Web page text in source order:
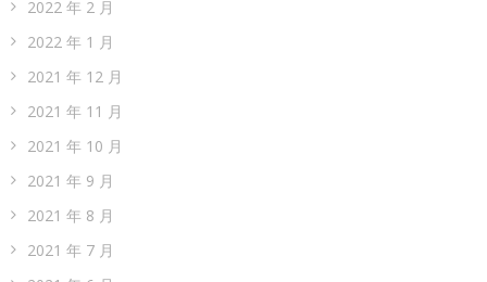
2022 年 2 月
2022 年 1 月
2021 年 12 月
2021 年 11 月
2021 年 10 月
2021 年 9 月
2021 年 8 月
2021 年 7 月